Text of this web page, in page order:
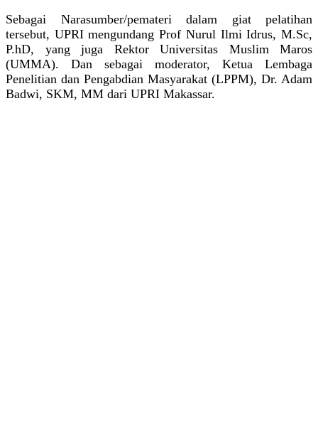
Sebagai Narasumber/pemateri dalam giat pelatihan
tersebut, UPRI mengundang Prof Nurul Ilmi Idrus, M.Sc,
P.hD, yang juga Rektor Universitas Muslim Maros
(UMMA). Dan sebagai moderator, Ketua Lembaga
Penelitian dan Pengabdian Masyarakat (LPPM), Dr. Adam
Badwi, SKM, MM dari UPRI Makassar.